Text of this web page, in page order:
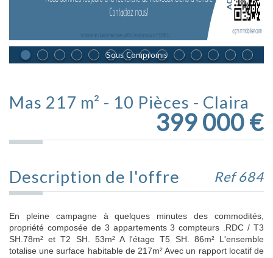
Sous Compromis
Mas 217 m² - 10 Pièces - Claira
399 000€
Description de l'offre Ref 684
En pleine campagne à quelques minutes des commodités,
propriété composée de 3 appartements 3 compteurs .RDC / T3
SH.78m² et T2 SH. 53m² A l'étage T5 SH. 86m² L'ensemble
totalise une surface habitable de 217m² Avec un rapport locatif de